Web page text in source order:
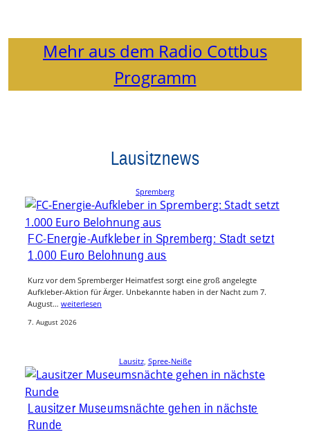
Mehr aus dem Radio Cottbus
Programm
Lausitznews
Spremberg
FC-Energie-Aufkleber in Spremberg: Stadt setzt
1.000 Euro Belohnung aus
Kurz vor dem Spremberger Heimatfest sorgt eine groß angelegte
Aufkleber-Aktion für Ärger. Unbekannte haben in der Nacht zum 7.
August… weiterlesen
7. August 2026
Lausitz, Spree-Neiße
Lausitzer Museumsnächte gehen in nächste
Runde